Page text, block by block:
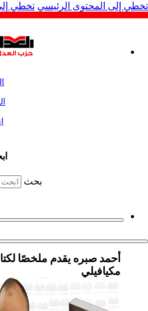
المحتوى الرئيسي تخطي إلى
عن
النشاط
انضم
ابحث
أحمد صبره يقدم ملخصًا لكتاب
مكيافيلي